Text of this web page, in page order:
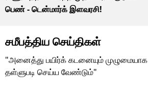
பெண் - டென்மார்க் இளவரசி!
சமீபத்திய செய்திகள்
"அனைத்து பயிர்க் கடனையும் முழுமையாக
தள்ளுபடி செய்ய வேண்டும்"